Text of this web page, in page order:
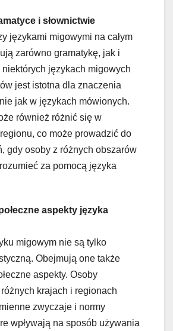
i słownictwie
językami migowymi na całym
zarówno gramatykę, jak i
niektórych językach migowych
jest istotna dla znaczenia
jak w językach mówionych.
również różnić się w
co może prowadzić do
gdy osoby z różnych obszarów
za pomocą języka
aspekty języka
migowym nie są tylko
Obejmują one także
aspekty. Osoby
różnych krajach i regionach
zwyczaje i normy
wpływają na sposób używania